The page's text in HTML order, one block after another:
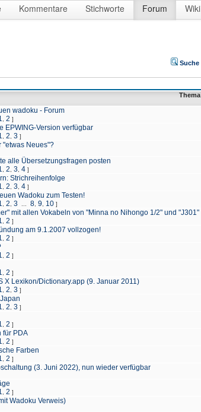
Kommentare Stichworte Forum Wiki
Suche
Thema
wadoku - Forum
2 ]
EPWING-Version verfügbar
2 3 ]
"etwas Neues"?
alle Übersetzungsfragen posten
2 3 4 ]
Strichreihenfolge
2 3 4 ]
Wadoku zum Testen!
2 3 8 9 10 ]
mit allen Vokabeln von "Minna no Nihongo 1/2" und "J301"
2 ]
am 9.1.2007 vollzogen!
2 ]
2 ]
2 ]
X Lexikon/Dictionary.app (9. Januar 2011)
2 3 ]
2 3 ]
2 ]
für PDA
2 ]
Farben
2 ]
(3. Juni 2022), nun wieder verfügbar
2 ]
Wadoku Verweis)